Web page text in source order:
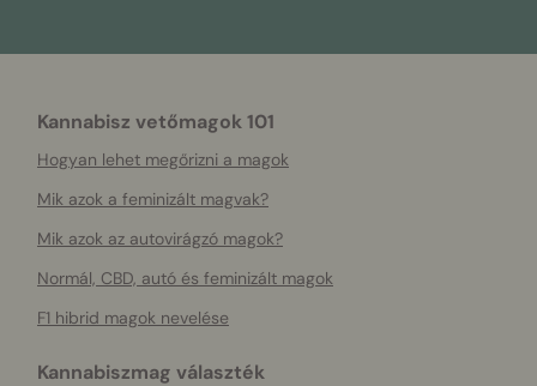
Kannabisz vetőmagok 101
Hogyan lehet megőrizni a magok
Mik azok a feminizált magvak?
Mik azok az autovirágzó magok?
Normál, CBD, autó és feminizált magok
F1 hibrid magok nevelése
Kannabiszmag választék